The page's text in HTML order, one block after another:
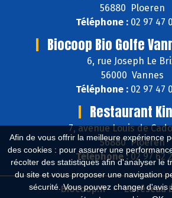
Afin de vous offrir la meilleure expérience
des cookies : pour assurer une
récolter des statistiques afin d'analyser le
du site et vous proposer une navigation
sécurité. Vous pouvez changer d'avis
56880 Ploeren
Téléphone :02 97 47
Biocoop Bio Golfe
6, rue Joseph Le
56000 Vannes
Téléphone :02 97 47
Restaurant
7, avenue Louis de
56880 Ploeren
Téléphone :02 97 62
Biocoop.fr Le réseau